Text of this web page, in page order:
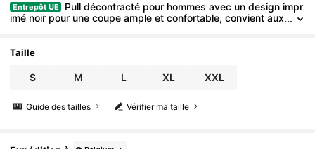
Entrepôt UE
Pull décontracté pour hommes avec un design impr
imé noir pour une coupe ample et confortable, convient aux
d, style de rue.
Taille
S M L XL XXL
Vérifier ma taille
Guide des tailles